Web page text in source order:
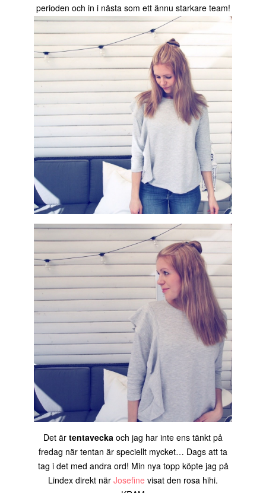
perioden och in i nästa som ett ännu starkare team!
Det är tentavecka och jag har inte ens tänkt på
fredag när tentan är speciellt mycket… Dags att ta
tag i det med andra ord! Min nya topp köpte jag på
Lindex direkt när Josefine visat den rosa hihi.